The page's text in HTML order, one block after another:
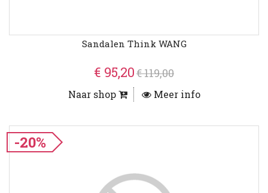
Sandalen Think WANG
€ 95,20€ 119,00
Naar shop Meer info
-20%